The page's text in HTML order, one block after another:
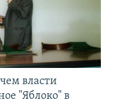
власти
"Яблоко" в